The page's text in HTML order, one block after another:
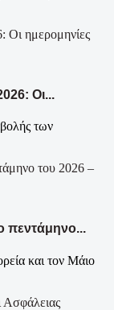
Οι...
των
πεντάμηνο...
και τον Μάιο